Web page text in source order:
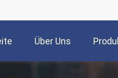
Über Uns